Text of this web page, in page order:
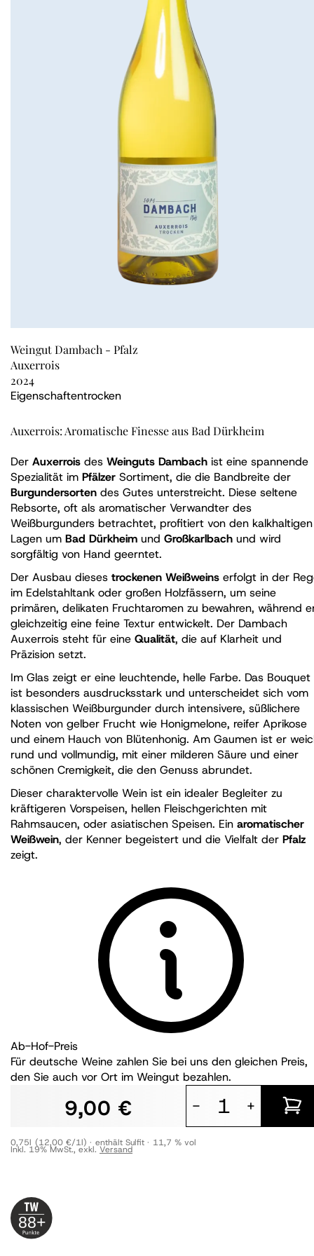
Weingut Dambach - Pfalz
Auxerrois
2024
Eigenschaftentrocken
Auxerrois: Aromatische Finesse aus Bad Dürkheim
Der Auxerrois des Weinguts Dambach ist eine spannende
Spezialität im Pfälzer Sortiment, die die Bandbreite der
Burgundersorten des Gutes unterstreicht. Diese seltene
Rebsorte, oft als aromatischer Verwandter des
Weißburgunders betrachtet, profitiert von den kalkhaltigen
Lagen um Bad Dürkheim und Großkarlbach und wird
sorgfältig von Hand geerntet.
Der Ausbau dieses trockenen Weißweins erfolgt in der
im Edelstahltank oder großen Holzfässern, um seine
primären, delikaten Fruchtaromen zu bewahren, während
gleichzeitig eine feine Textur entwickelt. Der Dambach
Auxerrois steht für eine Qualität, die auf Klarheit und
Präzision setzt.
Im Glas zeigt er eine leuchtende, helle Farbe. Das Bouquet
ist besonders ausdrucksstark und unterscheidet sich vom
klassischen Weißburgunder durch intensivere, süßlichere
Noten von gelber Frucht wie Honigmelone, reifer Aprikose
und einem Hauch von Blütenhonig. Am Gaumen ist er
rund und vollmundig, mit einer milderen Säure und einer
schönen Cremigkeit, die den Genuss abrundet.
Dieser charaktervolle Wein ist ein idealer Begleiter zu
kräftigeren Vorspeisen, hellen Fleischgerichten mit
Rahmsaucen, oder asiatischen Speisen. Ein aromatischer
Weißwein, der Kenner begeistert und die Vielfalt der Pfalz
zeigt.
Ab-Hof-Preis
Für deutsche Weine zahlen Sie bei uns den gleichen Preis,
den Sie auch vor Ort im Weingut bezahlen.
9,00 €
Inkl. 19% MwSt.,exkl.Versand
- +
0,75l (12,00 €/1l) enthält Sulfit 11,7 % vol
88+